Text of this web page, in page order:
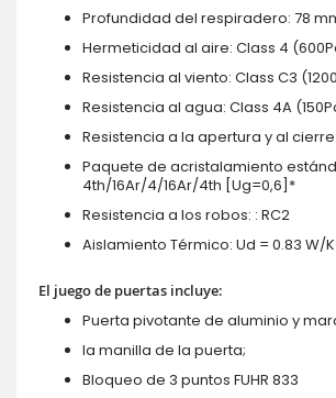
Profundidad del respiradero: 78
Hermeticidad al aire: Class 4
Resistencia al viento: Class C3
Resistencia al agua: Class 4A
Resistencia a la apertura y al
Paquete de acristalamiento
4th/16Ar/4/16Ar/4th [Ug=0,6]*
Resistencia a los robos: : RC2
Aislamiento Térmico: Ud = 0.83 W/
El juego de puertas incluye:
Puerta pivotante de aluminio y
la manilla de la puerta;
Bloqueo de 3 puntos FUHR 833